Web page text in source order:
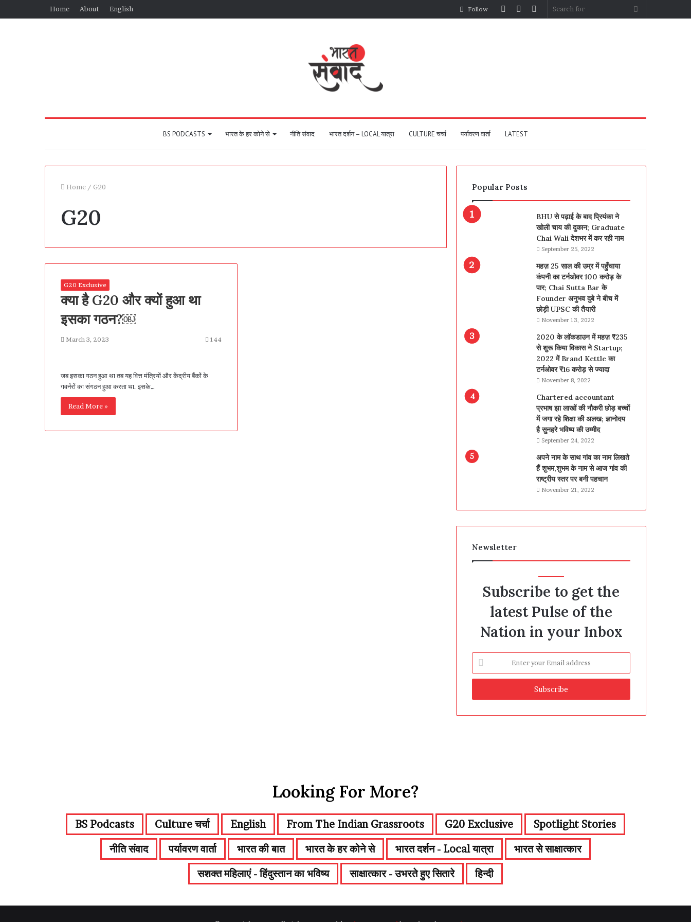
Home About English
Search
Sidebar
Random
Log
Follow
BS PODCASTS भारत के हर कोने से नीति संवाद भारत दर्शन – LOCAL यात्रा CULTURE चर्चा पर्यावरण वार्ता LATEST
Home / G20
G20
G20 Exclusive
क्या है G20 और क्यों हुआ था
इसका गठन?￼
March 3, 2023 144
जब इसका गठन हुआ था तब यह वित्त मंत्रियों और केंद्रीय बैंकों के
गवर्नरों का संगठन हुआ करता था. इसके…
Read More »
Popular Posts
BHU से पढ़ाई के बाद प्रियंका ने
खोली चाय की दुकान; Graduate
Chai Wali देशभर में कर रही नाम
September 25, 2022
महज़ 25 साल की उम्र में पहुँचाया
कंपनी का टर्नओवर 100 करोड़ के
पार; Chai Sutta Bar के
Founder अनुभव दुबे ने बीच में
छोड़ी UPSC की तैयारी
November 13, 2022
2020 के लॉकडाउन में महज़ ₹235
से शुरू किया विकास ने Startup;
2022 में Brand Kettle का
टर्नओवर ₹16 करोड़ से ज्यादा
November 8, 2022
Chartered accountant
प्रभाष झा लाखों की नौकरी छोड़ बच्चों
में जगा रहे शिक्षा की अलख; ज्ञानोदय
है सुनहरे भविष्य की उम्मीद
September 24, 2022
अपने नाम के साथ गांव का नाम लिखते
हैं शुभम,शुभम के नाम से आज गांव की
राष्ट्रीय स्तर पर बनी पहचान
November 21, 2022
Newsletter
Subscribe to get the
latest Pulse of the
Nation in your Inbox
your
Email
Looking For More?
BS Podcasts Culture चर्चा English From The Indian Grassroots G20 Exclusive
Spotlight Stories
नीति संवाद
पर्यावरण वार्ता भारत की बात भारत के हर कोने से भारत दर्शन - Local यात्रा
भारत से साक्षात्कार
सशक्त महिलाएं - हिंदुस्तान का भविष्य
साक्षात्कार - उभरते हुए सितारे हिन्दी